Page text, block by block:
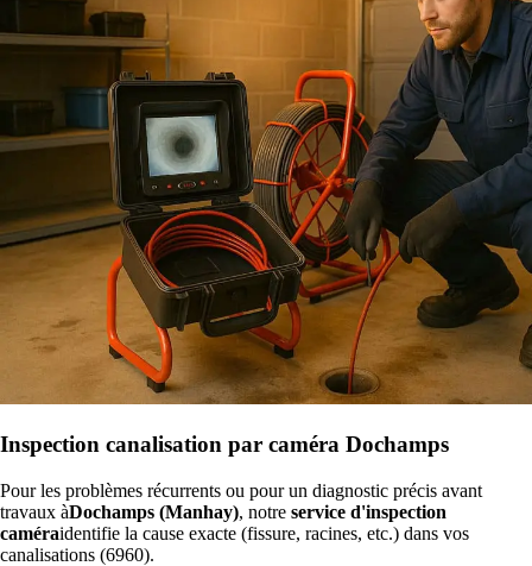
Inspection canalisation par caméra Dochamps
Pour les problèmes récurrents ou pour un diagnostic précis avant
travaux àDochamps (Manhay), notre service d'inspection
caméraidentifie la cause exacte (fissure, racines, etc.) dans vos
canalisations (6960).